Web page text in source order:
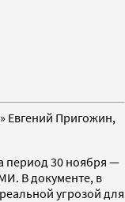
Евгений Пригожин,
период 30 ноября —
В документе, в
угрозой для